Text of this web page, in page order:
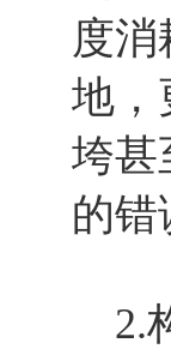
度
地，
垮甚
的错
2.